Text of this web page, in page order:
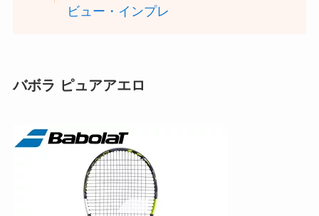
ビュー・インプレ
バボラ ピュアアエロ